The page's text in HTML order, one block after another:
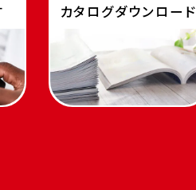
カタログダウンロード